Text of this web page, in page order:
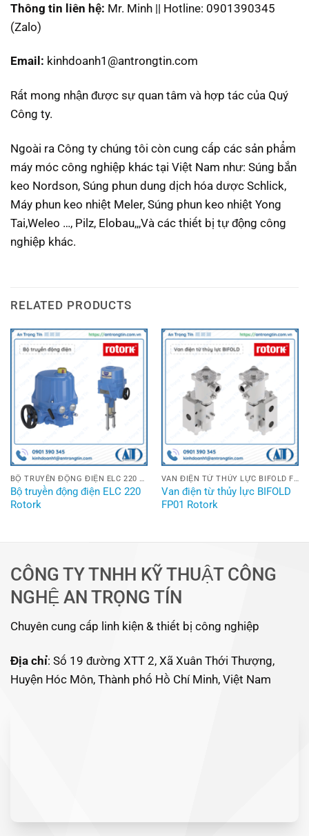
Thông tin liên hệ: Mr. Minh || Hotline: 0901390345
(Zalo)
Email: kinhdoanh1@antrongtin.com
Rất mong nhận được sự quan tâm và hợp tác của Quý
Công ty.
Ngoài ra Công ty chúng tôi còn cung cấp các sản phẩm
máy móc công nghiệp khác tại Việt Nam như: Súng bắn
keo Nordson, Súng phun dung dịch hóa dược Schlick,
Máy phun keo nhiệt Meler, Súng phun keo nhiệt Yong
Tai,Weleo …, Pilz, Elobau,,,Và các thiết bị tự động công
nghiệp khác.
RELATED PRODUCTS
BỘ TRUYỀN ĐỘNG ĐIỆN ELC 220 ROTORK
Bộ truyền động điện ELC 220
Rotork
VAN ĐIỆN TỪ THỦY LỰC BIFOLD FP01 ROTORK
Van điện từ thủy lực BIFOLD
FP01 Rotork
CÔNG TY TNHH KỸ THUẬT CÔNG
NGHỆ AN TRỌNG TÍN
Chuyên cung cấp linh kiện & thiết bị công nghiệp
Địa chỉ: Số 19 đường XTT 2, Xã Xuân Thới Thượng,
Huyện Hóc Môn, Thành phố Hồ Chí Minh, Việt Nam